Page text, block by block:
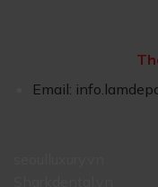
Email: